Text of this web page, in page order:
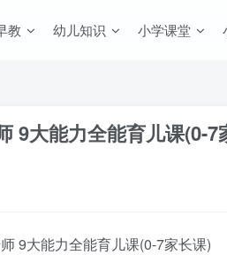
教 幼儿知识 小学课堂
9大能力全能育儿课(0-
9大能力全能育儿课(0-7家长课)